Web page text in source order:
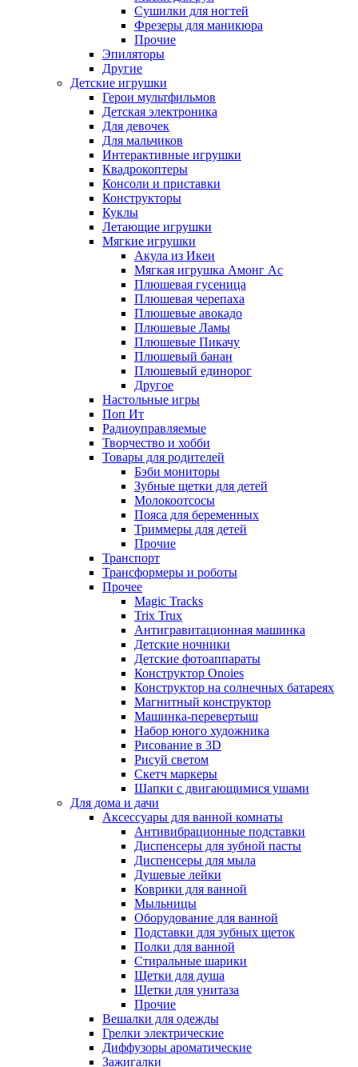
Сушилки для ногтей
Фрезеры для маникюра
Прочие
Эпиляторы
Другие
Детские игрушки
Герои мультфильмов
Детская электроника
Для девочек
Для мальчиков
Интерактивные игрушки
Квадрокоптеры
Консоли и приставки
Конструкторы
Куклы
Летающие игрушки
Мягкие игрушки
Акула из Икеи
Мягкая игрушка Амонг Ас
Плюшевая гусеница
Плюшевая черепаха
Плюшевые авокадо
Плюшевые Ламы
Плюшевые Пикачу
Плюшевый банан
Плюшевый единорог
Другое
Настольные игры
Поп Ит
Радиоуправляемые
Творчество и хобби
Товары для родителей
Бэби мониторы
Зубные щетки для детей
Молокоотсосы
Пояса для беременных
Триммеры для детей
Прочие
Транспорт
Трансформеры и роботы
Прочее
Magic Tracks
Trix Trux
Антигравитационная машинка
Детские ночники
Детские фотоаппараты
Конструктор Onoies
Конструктор на солнечных батареях
Магнитный конструктор
Машинка-перевертыш
Набор юного художника
Рисование в 3D
Рисуй светом
Скетч маркеры
Шапки с двигающимися ушами
Для дома и дачи
Аксессуары для ванной комнаты
Антивибрационные подставки
Диспенсеры для зубной пасты
Диспенсеры для мыла
Душевые лейки
Коврики для ванной
Мыльницы
Оборудование для ванной
Подставки для зубных щеток
Полки для ванной
Стиральные шарики
Щетки для душа
Щетки для унитаза
Прочие
Вешалки для одежды
Грелки электрические
Диффузоры ароматические
Зажигалки